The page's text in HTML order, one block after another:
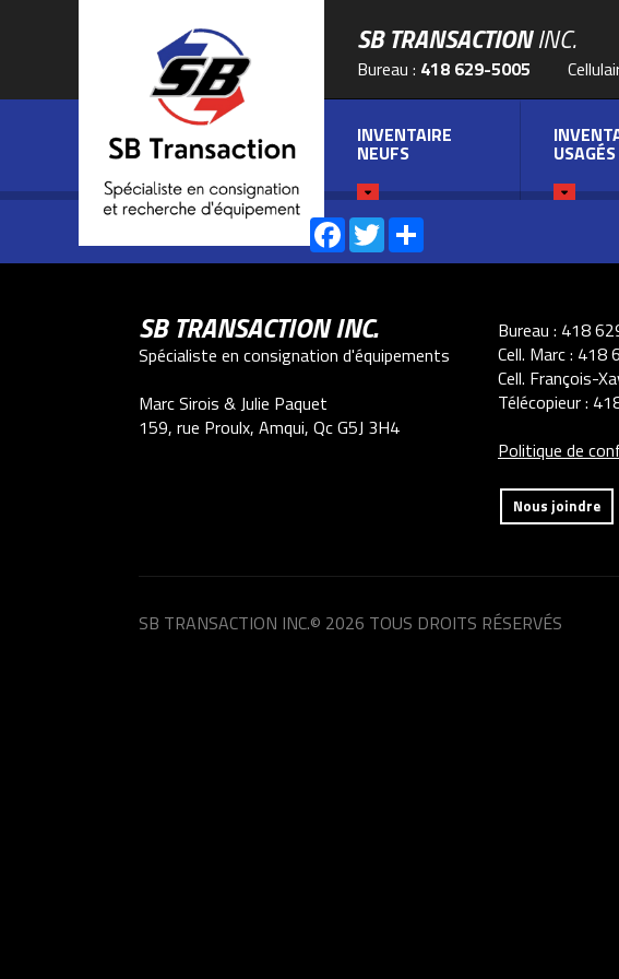
SB TRANSACTIONINC.
Bureau : 418 629-5005
INVENTAIRE
NEUFS USAGÉS
Facebook
Twitter
SB TRANSACTION INC.
Spécialiste en consignation d'équipements
Marc Sirois & Julie Paquet
159, rue Proulx, Amqui, Qc G5J 3H4
Bureau : 418
Cell. Marc : 418
Cell. François-
Télécopieur :
Politique de
Nous joindre
SB TRANSACTION INC.© 2026 TOUS DROITS RÉSERVÉS